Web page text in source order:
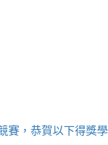
賽，恭賀以下得獎